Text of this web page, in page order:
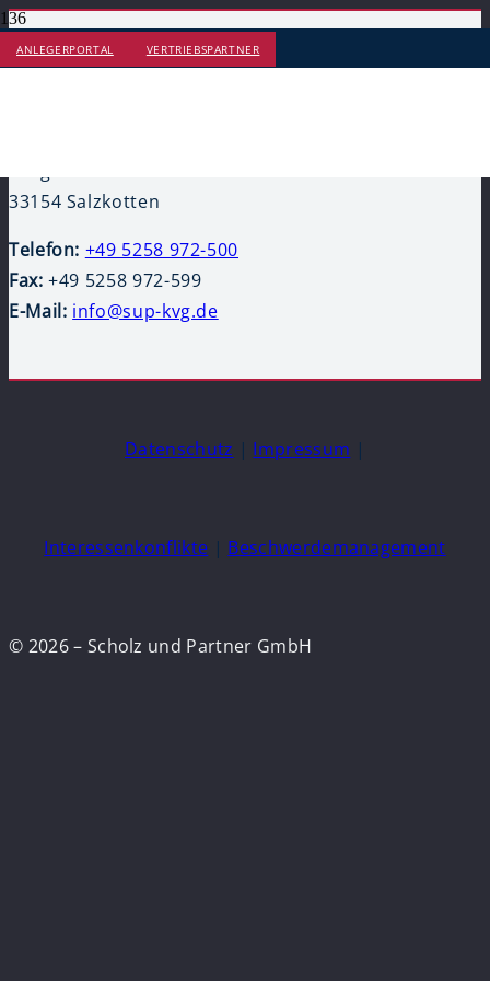
ANLEGERPORTAL VERTRIEBSPARTNER
33154 Salzkotten
Telefon: +49 5258 972-500
Fax: +49 5258 972-599
E-Mail: info@sup-kvg.de
Datenschutz | Impressum |
Interessenkonflikte | Beschwerdemanagement
© 2026 – Scholz und Partner GmbH